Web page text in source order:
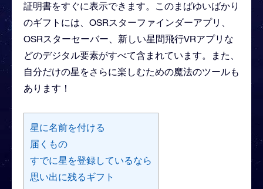
証明書をすぐに表示できます。このまばゆいばかり
のギフトには、OSRスターファインダーアプリ、
OSRスターセーバー、新しい星間飛行VRアプリな
どのデジタル要素がすべて含まれています。また、
自分だけの星をさらに楽しむための魔法のツールも
あります！
星に名前を付ける
届くもの
すでに星を登録しているなら
思い出に残るギフト